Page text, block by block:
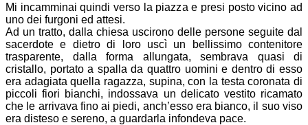
Mi incamminai quindi verso la piazza e presi posto vicino ad
uno dei furgoni ed attesi.
Ad un tratto, dalla chiesa uscirono delle persone seguite dal
sacerdote e dietro di loro uscì un bellissimo contenitore
trasparente, dalla forma allungata, sembrava quasi di
cristallo, portato a spalla da quattro uomini e dentro di esso
era adagiata quella ragazza, supina, con la testa coronata di
piccoli fiori bianchi, indossava un delicato vestito ricamato
che le arrivava fino ai piedi, anch’esso era bianco, il suo viso
era disteso e sereno, a guardarla infondeva pace.